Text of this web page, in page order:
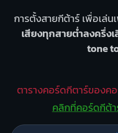
การตั้งสายกีต้าร์ เพื่อเล่น
เสียงทุกสายต่ำลงครึ่ง
tone
ตารางคอร์ดกีตาร์ของค
คลิกที่คอร์ดกีต้